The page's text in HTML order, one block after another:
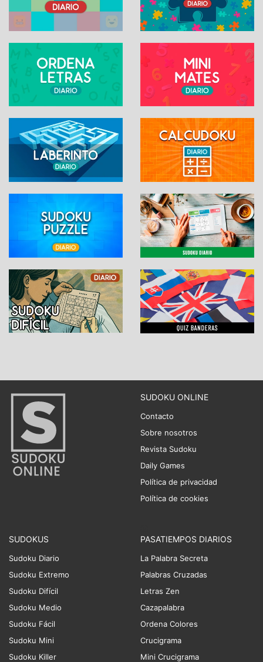
SUDOKU ONLINE
Contacto
Sobre nosotros
Revista Sudoku
Daily Games
Política de privacidad
Política de cookies
SUDOKUS
Sudoku Diario
Sudoku Extremo
Sudoku Difícil
Sudoku Medio
Sudoku Fácil
Sudoku Mini
Sudoku Killer
PASATIEMPOS DIARIOS
La Palabra Secreta
Palabras Cruzadas
Letras Zen
Cazapalabra
Ordena Colores
Crucigrama
Mini Crucigrama